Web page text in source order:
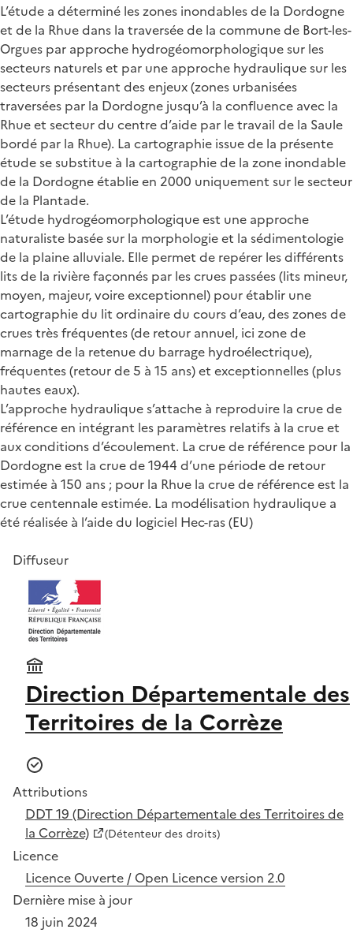
L’étude a déterminé les zones inondables de la Dordogne
et de la Rhue dans la traversée de la commune de Bort-les-
Orgues par approche hydrogéomorphologique sur les
secteurs naturels et par une approche hydraulique sur les
secteurs présentant des enjeux (zones urbanisées
traversées par la Dordogne jusqu’à la confluence avec la
Rhue et secteur du centre d’aide par le travail de la Saule
bordé par la Rhue). La cartographie issue de la présente
étude se substitue à la cartographie de la zone inondable
de la Dordogne établie en 2000 uniquement sur le secteur
de la Plantade.
L’étude hydrogéomorphologique est une approche
naturaliste basée sur la morphologie et la sédimentologie
de la plaine alluviale. Elle permet de repérer les différents
lits de la rivière façonnés par les crues passées (lits mineur,
moyen, majeur, voire exceptionnel) pour établir une
cartographie du lit ordinaire du cours d’eau, des zones de
crues très fréquentes (de retour annuel, ici zone de
marnage de la retenue du barrage hydroélectrique),
fréquentes (retour de 5 à 15 ans) et exceptionnelles (plus
hautes eaux).
L’approche hydraulique s’attache à reproduire la crue de
référence en intégrant les paramètres relatifs à la crue et
aux conditions d’écoulement. La crue de référence pour la
Dordogne est la crue de 1944 d’une période de retour
estimée à 150 ans ; pour la Rhue la crue de référence est la
crue centennale estimée. La modélisation hydraulique a
été réalisée à l’aide du logiciel Hec-ras (EU)
Diffuseur
Direction Départementale des
Territoires de la Corrèze
Attributions
DDT 19 (Direction Départementale des Territoires de
la Corrèze)
(Détenteur des droits)
Licence
Licence Ouverte / Open Licence version 2.0
Dernière mise à jour
18 juin 2024